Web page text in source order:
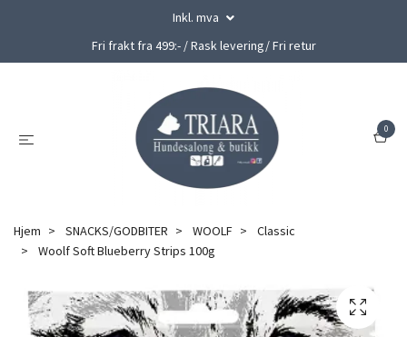
Inkl. mva
Fri frakt fra 499:- / Rask levering/ Fri retur
0
Hjem SNACKS/GODBITER WOOLF
Classic
Woolf Soft Blueberry Strips 100g